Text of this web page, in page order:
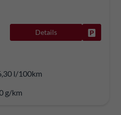
Details
l/100km
g/km